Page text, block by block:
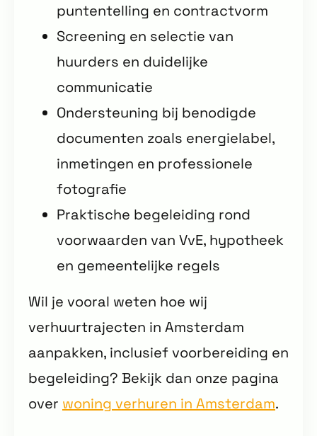
puntentelling en contractvorm
Screening en selectie van
huurders en duidelijke
communicatie
Ondersteuning bij benodigde
documenten zoals energielabel,
inmetingen en professionele
fotografie
Praktische begeleiding rond
voorwaarden van VvE, hypotheek
en gemeentelijke regels
Wil je vooral weten hoe wij
verhuurtrajecten in Amsterdam
aanpakken, inclusief voorbereiding en
begeleiding? Bekijk dan onze pagina
over woning verhuren in Amsterdam.